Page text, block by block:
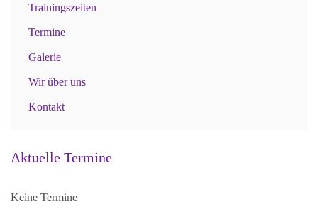
Trainingszeiten
Termine
Galerie
Wir über uns
Kontakt
Aktuelle Termine
Keine Termine